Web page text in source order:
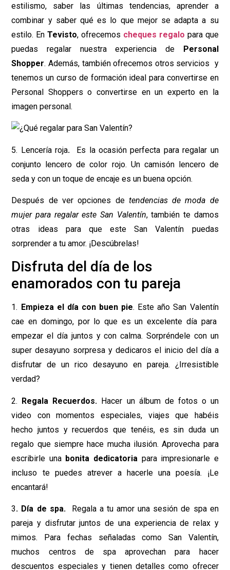
estilismo, saber las últimas tendencias, aprender a
combinar y saber qué es lo que mejor se adapta a su
estilo. EnTevisto, ofrecemos cheques regalo para que
puedas regalar nuestra experiencia de Personal
Shopper. Además, también ofrecemos otros servicios y
tenemos un curso de formación ideal para convertirse en
Personal Shoppers o convertirse en un experto en la
imagen personal.
5. Lencería roja. Es la ocasión perfecta para regalar un
conjunto lencero de color rojo. Un camisón lencero de
seda y con un toque de encaje es un buena opción.
Después de ver opciones de tendencias de moda de
mujer para regalar este San Valentín, también te damos
otras ideas para que este San Valentín puedas
sorprender a tu amor. ¡Descúbrelas!
Disfruta del día de los
enamorados con tu pareja
1. Empieza el día con buen pie. Este año San Valentín
cae en domingo, por lo que es un excelente día para
empezar el día juntos y con calma. Sorpréndele con un
super desayuno sorpresa y dedicaros el inicio del día a
disfrutar de un rico desayuno en pareja. ¿Irresistible
verdad?
2. Regala Recuerdos. Hacer un álbum de fotos o un
video con momentos especiales, viajes que habéis
hecho juntos y recuerdos que tenéis, es sin duda un
regalo que siempre hace mucha ilusión. Aprovecha para
escribirle una bonita dedicatoria para impresionarle e
incluso te puedes atrever a hacerle una poesía. ¡Le
encantará!
3. Día de spa. Regala a tu amor una sesión de spa en
pareja y disfrutar juntos de una experiencia de relax y
mimos. Para fechas señaladas como San Valentín,
muchos centros de spa aprovechan para hacer
descuentos especiales y tienen detalles como ofrecer